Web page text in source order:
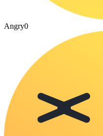
Angry0